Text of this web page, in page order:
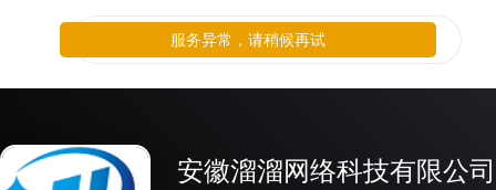
安徽溜溜网络科技有限公司
服务异常，请稍候再试